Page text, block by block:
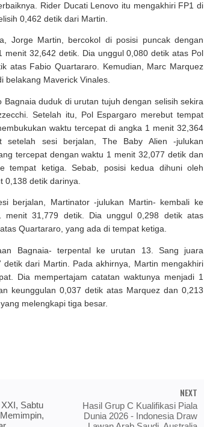
Rider Ducati Lenovo itu mengakhiri FP1 di
0,462 detik dari Martin.
Jorge Martin, bercokol di posisi puncak dengan
menit 32,642 detik. Dia unggul 0,080 detik atas Pol
atas Fabio Quartararo. Kemudian, Marc Marquez
belakang Maverick Vinales.
Bagnaia duduk di urutan tujuh dengan selisih sekira
Setelah itu, Pol Espargaro merebut tempat
waktu tercepat di angka 1 menit 32,364
setelah sesi berjalan, The Baby Alien -julukan
tercepat dengan waktu 1 menit 32,077 detik dan
tempat ketiga. Sebab, posisi kedua dihuni oleh
0,138 detik darinya.
berjalan, Martinator -julukan Martin- kembali ke
menit 31,779 detik. Dia unggul 0,298 detik atas
Quartararo, yang ada di tempat ketiga.
Bagnaia- terpental ke urutan 13. Sang juara
detik dari Martin. Pada akhirnya, Martin mengakhiri
Dia mempertajam catatan waktunya menjadi 1
keunggulan 0,037 detik atas Marquez dan 0,213
melengkapi tiga besar.
Sabtu
NEXT
Hasil Grup C Kualifikasi Piala
Dunia 2026 - Indonesia Draw